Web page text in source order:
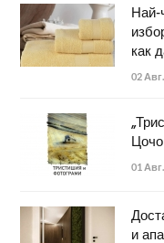
Най-
как
02
01
и